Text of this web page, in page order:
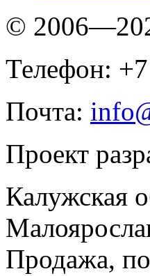
©
Телефон:
Почта:
Проект
Калужская
Продажа,